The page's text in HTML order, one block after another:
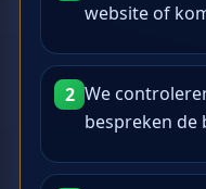
website of
2 We
bespreken de